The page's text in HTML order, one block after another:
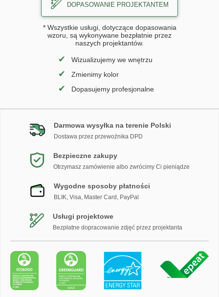
DOPASOWANIE PROJEKTANTEM
* Wszystkie usługi, dotyczące dopasowania
wzoru, są wykonywane bezpłatnie przez
naszych projektantów.
✔ Wizualizujemy we wnętrzu
✔ Zmienimy kolor
✔ Dopasujemy profesjonalne
Darmowa wysyłka na terenie Polski
Dostawa przez przewoźnika DPD
Bezpieczne zakupy
Otrzymasz zamówienie albo zwrócimy Ci pieniądze
Wygodne sposoby płatności
BLIK, Visa, Master Card, PayPal
Usługi projektowe
Bezpłatne dopracowanie zdjęć przez projektanta